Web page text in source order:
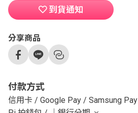
到貨通知
分享商品
付款方式
信用卡 / Google Pay / Samsung Pay